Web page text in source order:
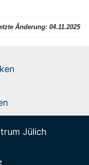
Änderung: 04.11.2025
Jülich